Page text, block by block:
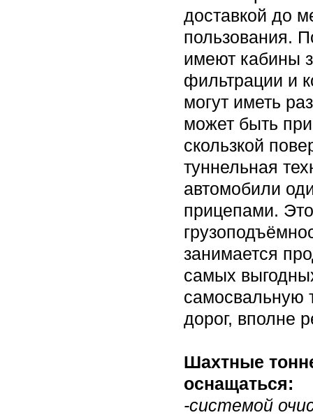
доставкой до
пользования.
имеют кабины
фильтрации и
могут иметь
может быть
скользкой
туннельная
автомобили
прицепами.
занимается
самых
самосвальную
дорог, вполне
Шахтные
оснащаться:
-системой